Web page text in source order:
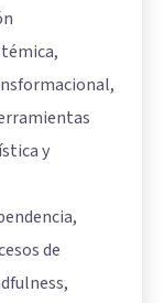
y
de